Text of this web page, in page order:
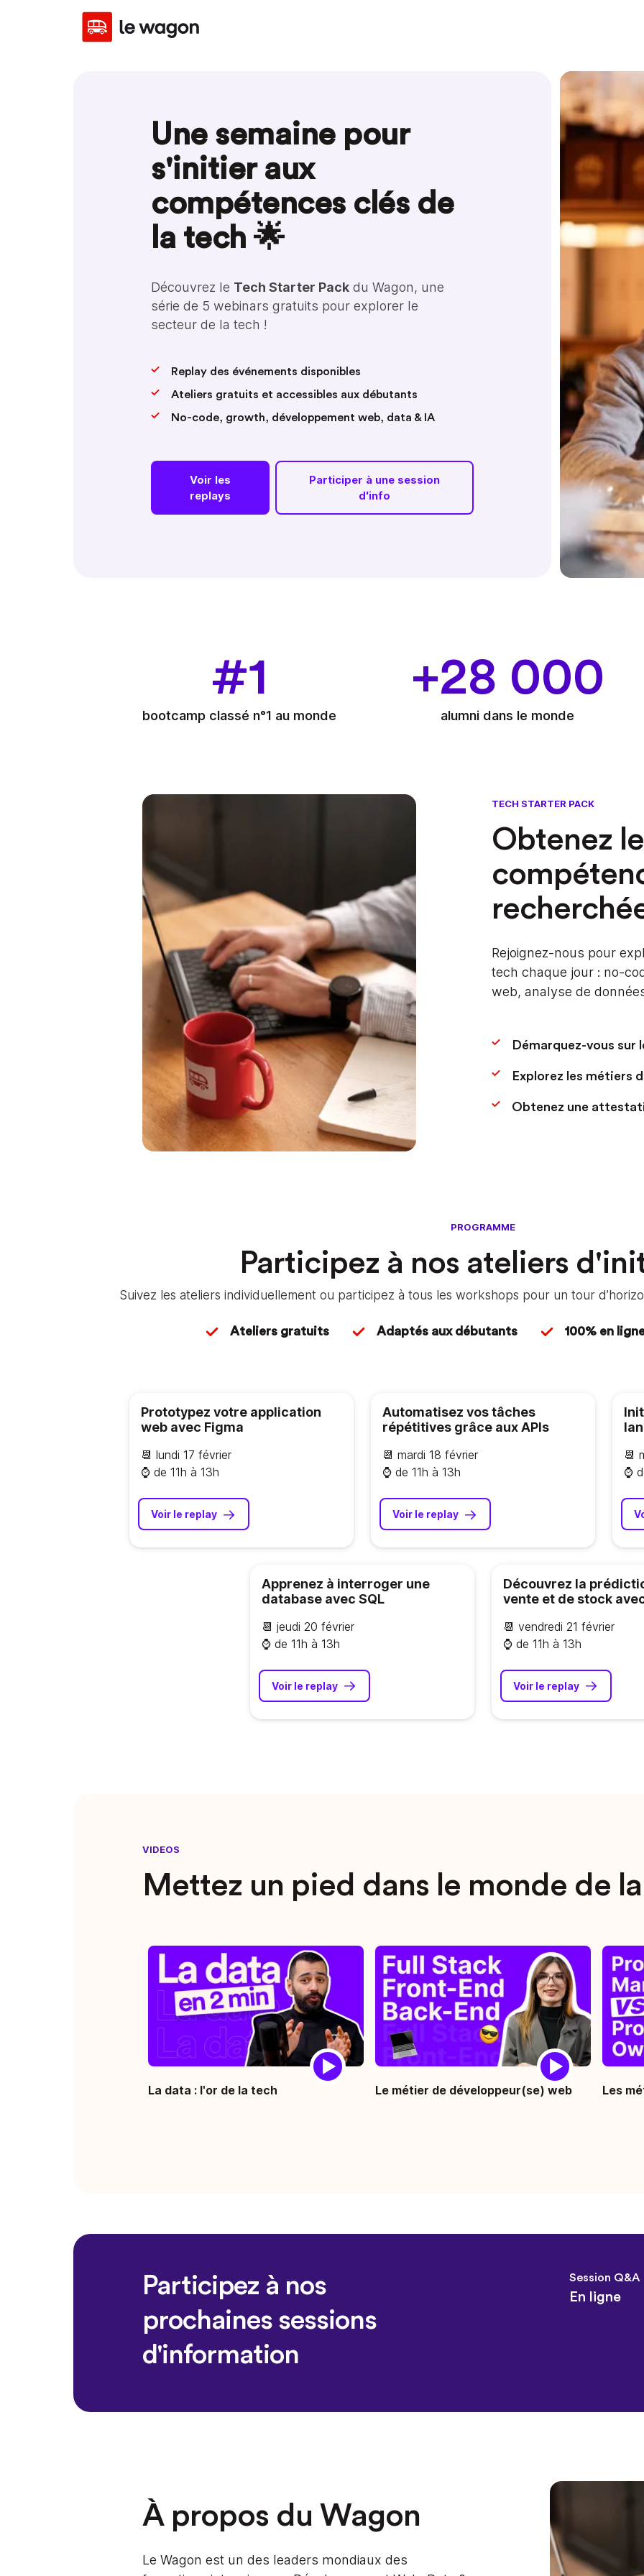
Une semaine pour
s'initier aux
compétences clés de
la tech 🌟
Découvrez le Tech Starter Pack du Wagon, une
série de 5 webinars gratuits pour explorer le
secteur de la tech !
Replay des événements disponibles
Ateliers gratuits et accessibles aux débutants
No-code, growth, développement web, data & IA
Voir les
replays
Participer à une session
d'info
#1
bootcamp classé n°1 au monde
+28 000
alumni dans le monde
TECH STARTER PACK
Obtenez
Rejoignez-nous pour
tech chaque jour : no-
web, analyse de
Démarquez-vous sur
Explorez les métiers
Obtenez une
PROGRAMME
Participez à nos ateliers
Suivez les ateliers individuellement ou participez à tous les workshops pour un tour
Ateliers gratuits Adaptés aux débutants 100% en
Prototypez votre application
web avec Figma
📆 lundi 17 février
⌚️ de 11h à 13h
Voir le replay
Automatisez vos tâches
répétitives grâce aux APIs
📆 mardi 18 février
⌚️ de 11h à 13h
Voir le replay
📆
⌚️
Apprenez à interroger une
database avec SQL
📆 jeudi 20 février
⌚️ de 11h à 13h
Voir le replay
Découvrez la
vente et de stock
📆 vendredi 21 février
⌚️ de 11h à 13h
Voir le replay
VIDEOS
Mettez un pied dans le monde de
La data : l'or de la tech Le métier de développeur(se) web Les
Participez à nos
prochaines sessions
d'information
Session Q&A
En ligne
À propos du Wagon
Le Wagon est un des leaders mondiaux des